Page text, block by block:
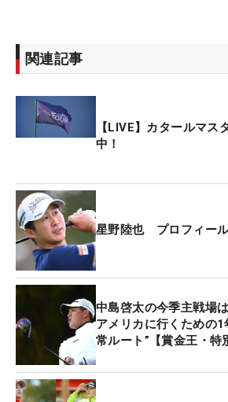
関連記事
【LIVE】カタールマ
中！
星野陸也 プロフィー
中島啓太の今季主戦場
アメリカに行くための
常ルート”【賞金王・特